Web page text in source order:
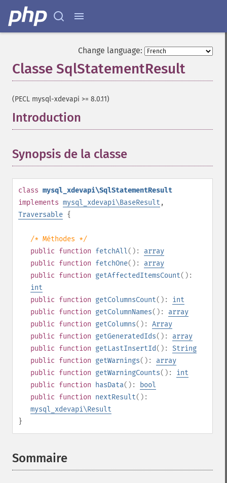
Change language:
Classe SqlStatementResult
(PECL mysql-xdevapi >= 8.0.11)
Introduction
Synopsis de la classe
class mysql_xdevapi\SqlStatementResult
implements mysql_xdevapi\BaseResult ,
Traversable {
/* Méthodes */
public function fetchAll(): array
public function fetchOne(): array
public function getAffectedItemsCount():
int
public function getColumnsCount(): int
public function getColumnNames(): array
public function getColumns(): Array
public function getGeneratedIds(): array
public function getLastInsertId(): String
public function getWarnings(): array
public function getWarningCounts(): int
public function hasData():
bool
public function nextResult():
mysql_xdevapi\Result
}
Sommaire